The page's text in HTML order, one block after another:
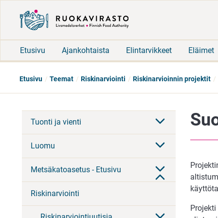
Etusivu Ajankohtaista Elintarvikkeet Eläimet
Etusivu Teemat Riskinarviointi Riskinarvioinnin projektit
Tuonti ja vienti
Luomu
Metsäkatoasetus - Etusivu
Riskinarviointi